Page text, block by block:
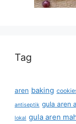
Tag
aren baking
antiseptik gula aren
lokal gula aren